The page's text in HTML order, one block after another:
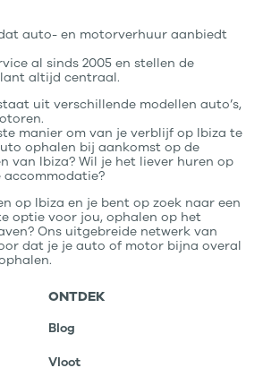
auto- en motorverhuur aanbiedt
al sinds 2005 en stellen de
altijd centraal.
uit verschillende modellen auto’s,
manier om van je verblijf op Ibiza te
ophalen bij aankomst op de
van Ibiza? Wil je het liever huren op
op Ibiza en je bent op zoek naar een
optie voor jou, ophalen op het
Ons uitgebreide netwerk van
dat je je auto of motor bijna overal
ONTDEK
Blog
Vloot